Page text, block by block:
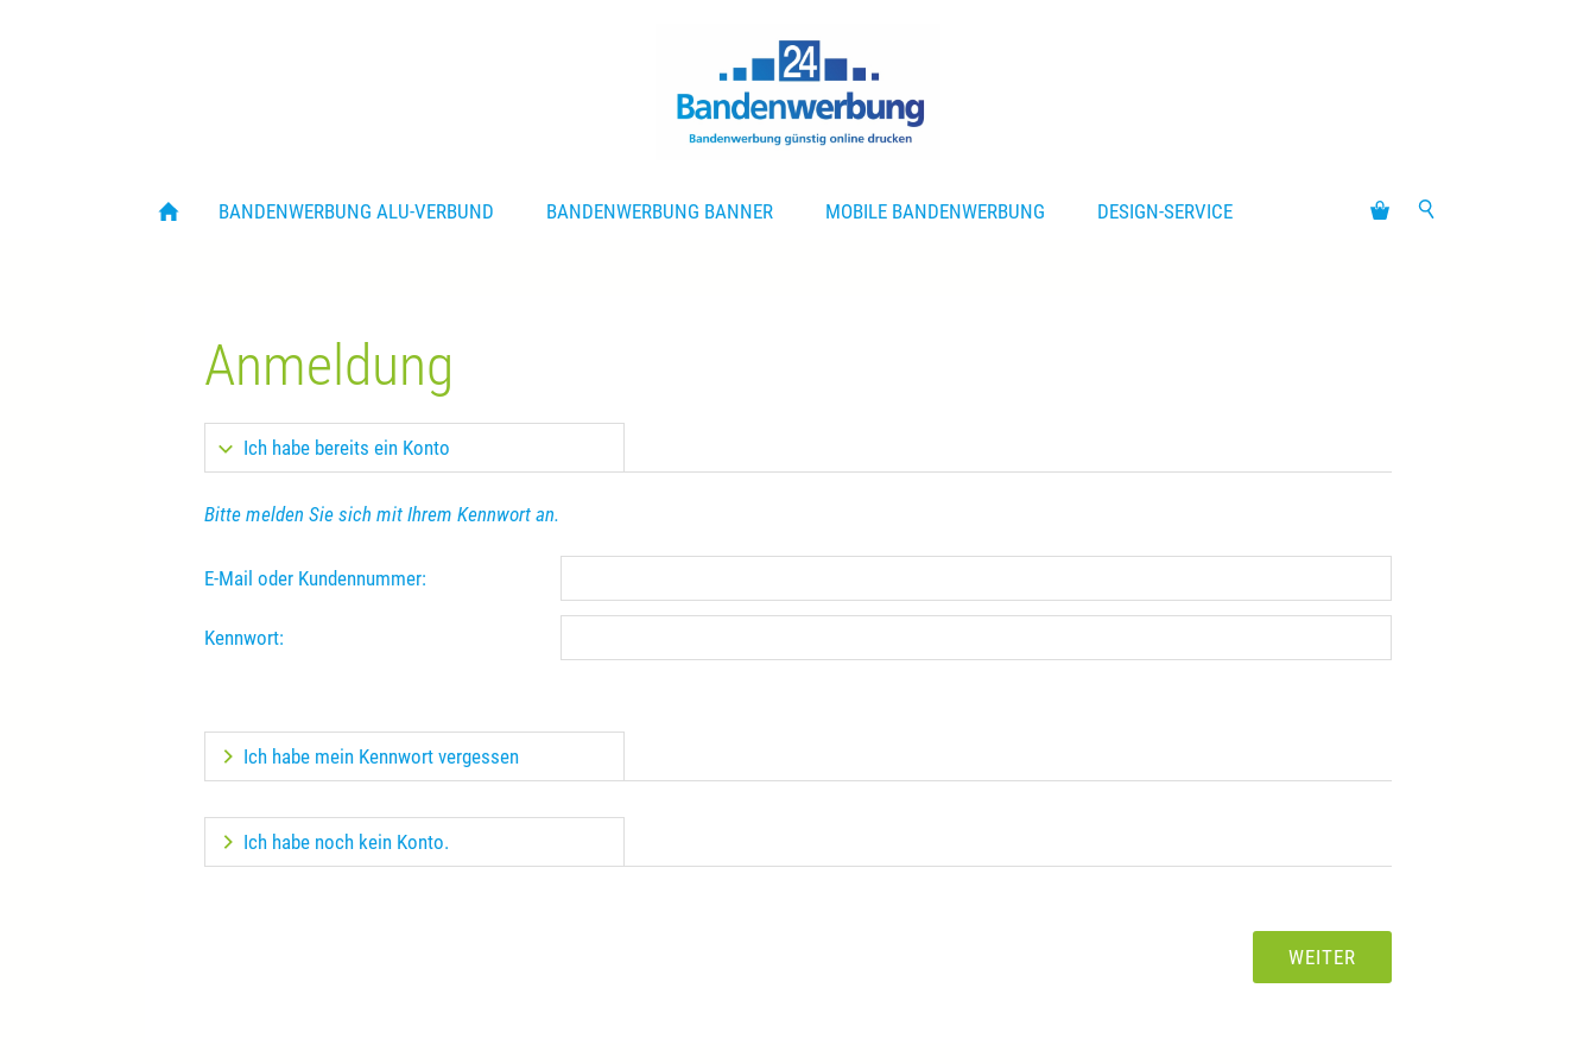
BANDENWERBUNG ALU-VERBUND BANDENWERBUNG BANNER MOBILE BANDENWERBUNG DESIGN-SERVICE
Anmeldung
Ich habe bereits ein Konto
Bitte melden Sie sich mit Ihrem Kennwort an.
E-Mail oder Kundennummer:
Kennwort:
Ich habe mein Kennwort vergessen
Ich habe noch kein Konto.